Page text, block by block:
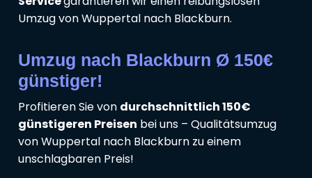
Umzug von Wuppertal nach Blackburn.
Umzug nach Blackburn Ø 150€
günstiger!
Profitieren Sie von durchschnittlich 150€
günstigeren Preisen bei uns – Qualitätsumzug
von Wuppertal nach Blackburn zu einem
unschlagbaren Preis!